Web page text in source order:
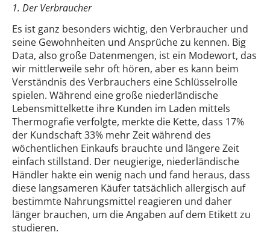
1. Der Verbraucher
Es ist ganz besonders wichtig, den Verbraucher und
seine Gewohnheiten und Ansprüche zu kennen. Big
Data, also große Datenmengen, ist ein Modewort, das
wir mittlerweile sehr oft hören, aber es kann beim
Verständnis des Verbrauchers eine Schlüsselrolle
spielen. Während eine große niederländische
Lebensmittelkette ihre Kunden im Laden mittels
Thermografie verfolgte, merkte die Kette, dass 17%
der Kundschaft 33% mehr Zeit während des
wöchentlichen Einkaufs brauchte und längere Zeit
einfach stillstand. Der neugierige, niederländische
Händler hakte ein wenig nach und fand heraus, dass
diese langsameren Käufer tatsächlich allergisch auf
bestimmte Nahrungsmittel reagieren und daher
länger brauchen, um die Angaben auf dem Etikett zu
studieren.